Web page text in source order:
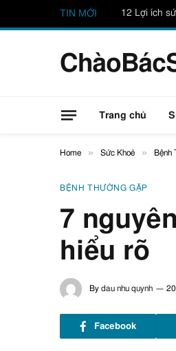
TIN MỚI 12 Lợi ích
Trang chủ
Home » Sức Khoẻ » Bệnh
BỆNH THƯỜNG GẶP
7
hiểu rõ
By dau nhu quynh
Facebook